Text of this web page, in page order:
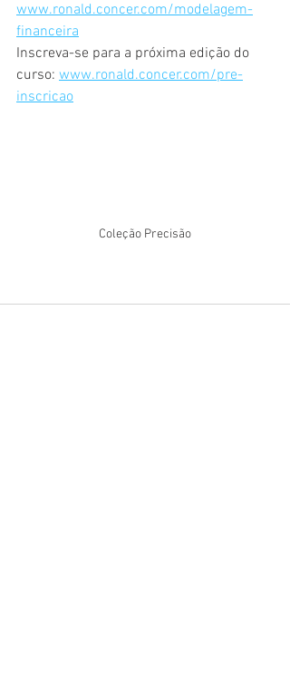
www.ronald.concer.com/modelagem-
financeira
Inscreva-se para a próxima edição do
curso: www.ronald.concer.com/pre-
inscricao
Coleção Precisão